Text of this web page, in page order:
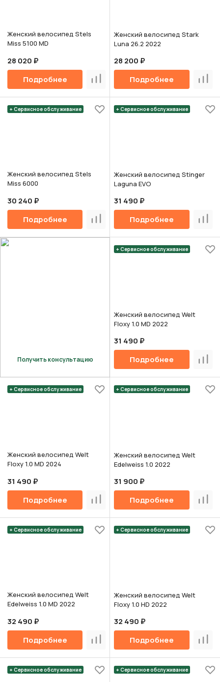
Женский велосипед Stels
Miss 5100 MD
28 020 ₽
Подробнее
Сравнить
Женский велосипед Stark
Luna 26.2 2022
28 200 ₽
Подробнее
+ Сервисное обслуживание
Женский велосипед Stels
Miss 6000
30 240 ₽
Подробнее
Сравнить
+ Сервисное обслуживание
Женский велосипед Stinger
Laguna EVO
31 490 ₽
Подробнее
Получить консультацию
+ Сервисное обслуживание
Женский велосипед Welt
Floxy 1.0 MD 2022
31 490 ₽
Подробнее
+ Сервисное обслуживание
Женский велосипед Welt
Floxy 1.0 MD 2024
31 490 ₽
Подробнее
Сравнить
+ Сервисное обслуживание
Женский велосипед Welt
Edelweiss 1.0 2022
31 900 ₽
Подробнее
+ Сервисное обслуживание
Женский велосипед Welt
Edelweiss 1.0 MD 2022
32 490 ₽
Подробнее
Сравнить
+ Сервисное обслуживание
Женский велосипед Welt
Floxy 1.0 HD 2022
32 490 ₽
Подробнее
+ Сервисное обслуживание + Сервисное обслуживание